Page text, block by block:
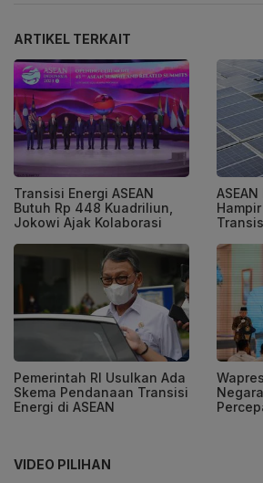
ARTIKEL TERKAIT
Transisi Energi ASEAN
Butuh Rp 448 Kuadriliun,
Jokowi Ajak Kolaborasi
Pemerintah RI Usulkan Ada
Skema Pendanaan Transisi
Energi di ASEAN
VIDEO PILIHAN